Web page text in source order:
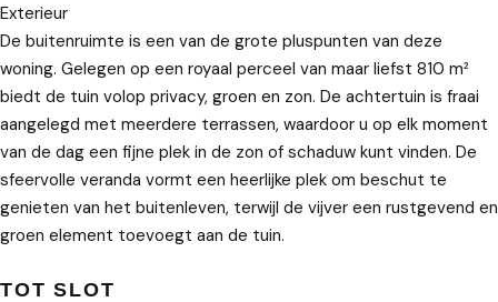
Exterieur
De buitenruimte is een van de grote pluspunten van deze
woning. Gelegen op een royaal perceel van maar liefst 810 m²
biedt de tuin volop privacy, groen en zon. De achtertuin is fraai
aangelegd met meerdere terrassen, waardoor u op elk moment
van de dag een fijne plek in de zon of schaduw kunt vinden. De
sfeervolle veranda vormt een heerlijke plek om beschut te
genieten van het buitenleven, terwijl de vijver een rustgevend en
groen element toevoegt aan de tuin.
TOT SLOT